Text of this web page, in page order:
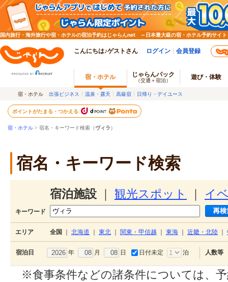
国内旅行・海外旅行や宿・ホテルの宿泊予約はじゃらんnet ～日本最大級の宿・ホテル予約サイト
こんにちは♪ゲストさん ログイン 会員登録
宿・ホテル じゃらんパック
（交通＋宿泊） 遊び・体験
宿・ホテル 出張ビジネス 温泉・露天 高級宿 日帰り・デイユース
ポイントがたまる・つかえる
宿・ホテル > 宿名・キーワード検索（ヴィラ）
宿名・キーワード検索
宿泊施設 観光スポット イ
キーワード
エリア 全国 北海道 東北 関東・甲信越 東海 近畿・北陸
宿泊日 年 月 日 日付未定 泊 人数等
※食事条件などの諸条件については、